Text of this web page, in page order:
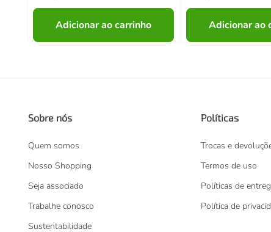
Adicionar ao carrinho Adicionar ao
Sobre nós
Quem somos
Nosso Shopping
Seja associado
Trabalhe conosco
Sustentabilidade
Políticas
Trocas e
Termos de uso
Políticas de
Política de